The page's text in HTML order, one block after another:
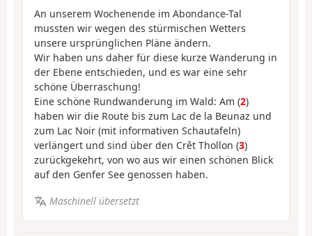
An unserem Wochenende im Abondance-Tal
mussten wir wegen des stürmischen Wetters
unsere ursprünglichen Pläne ändern.
Wir haben uns daher für diese kurze Wanderung in
der Ebene entschieden, und es war eine sehr
schöne Überraschung!
Eine schöne Rundwanderung im Wald: Am (2)
haben wir die Route bis zum Lac de la Beunaz und
zum Lac Noir (mit informativen Schautafeln)
verlängert und sind über den Crêt Thollon (3)
zurückgekehrt, von wo aus wir einen schönen Blick
auf den Genfer See genossen haben.
Maschinell übersetzt